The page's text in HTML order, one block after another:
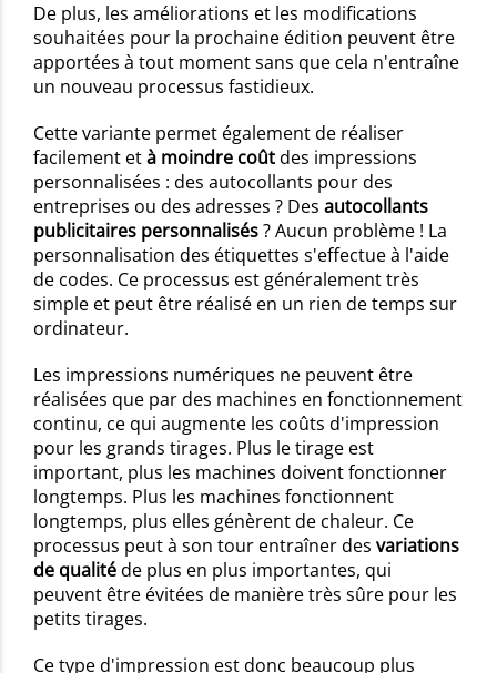
De plus, les améliorations et les modifications
souhaitées pour la prochaine édition peuvent être
apportées à tout moment sans que cela n'entraîne
un nouveau processus fastidieux.
Cette variante permet également de réaliser
facilement età moindre coûtdes impressions
personnalisées : des autocollants pour des
entreprises ou des adresses ? Des autocollants
publicitaires personnalisés? Aucun problème ! La
personnalisation des étiquettes s'effectue à l'aide
de codes. Ce processus est généralement très
simple et peut être réalisé en un rien de temps sur
ordinateur.
Les impressions numériques ne peuvent être
réalisées que par des machines en fonctionnement
continu, ce qui augmente les coûts d'impression
pour les grands tirages. Plus le tirage est
important, plus les machines doivent fonctionner
longtemps. Plus les machines fonctionnent
longtemps, plus elles génèrent de chaleur. Ce
processus peut à son tour entraîner des variations
de qualitéde plus en plus importantes, qui
peuvent être évitées de manière très sûre pour les
petits tirages.
Ce type d'impression est donc beaucoup plus